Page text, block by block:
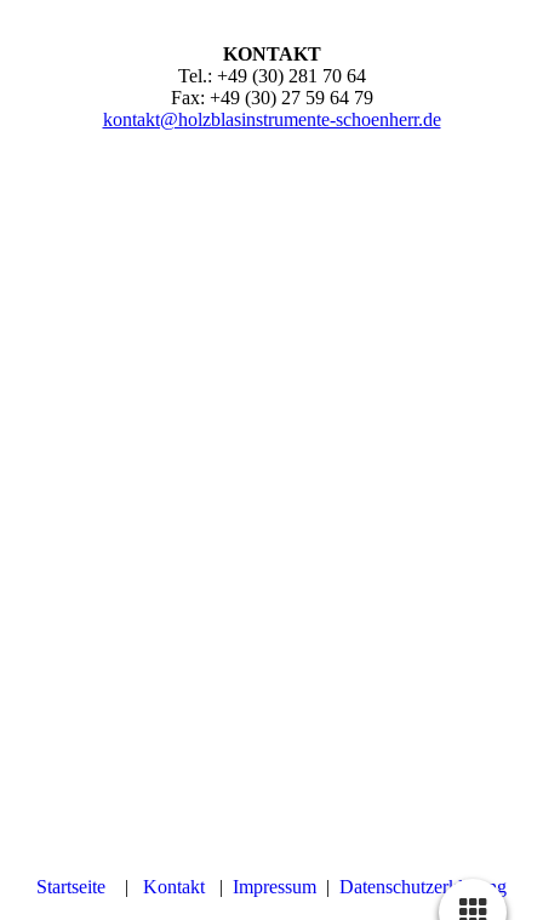
KONTAKT
Tel.: +49 (30) 281 70 64
Fax: +49 (30) 27 59 64 79
kontakt@holzblasinstrumente-schoenherr.de
Startseite | Kontakt | Impressum | Datenschutzerklärung